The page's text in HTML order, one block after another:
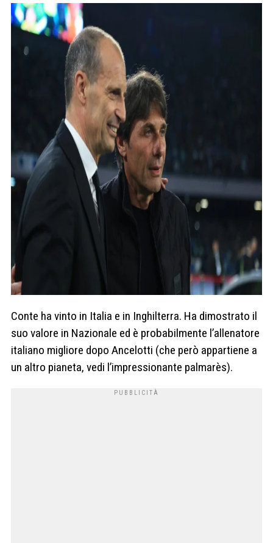
Conte ha vinto in Italia e in Inghilterra. Ha dimostrato il
suo valore in Nazionale ed è probabilmente l’allenatore
italiano migliore dopo Ancelotti (che però appartiene a
un altro pianeta, vedi l’impressionante palmarès).